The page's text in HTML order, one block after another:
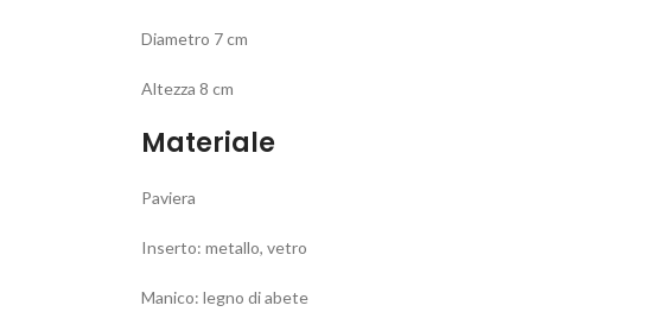
Diametro 7 cm
Altezza 8 cm
Materiale
Paviera
Inserto: metallo, vetro
Manico: legno di abete